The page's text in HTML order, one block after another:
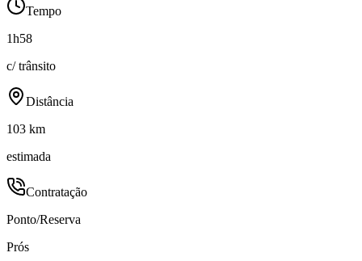
Tempo
1h58
c/ trânsito
Distância
103 km
estimada
Contratação
Ponto/Reserva
Prós